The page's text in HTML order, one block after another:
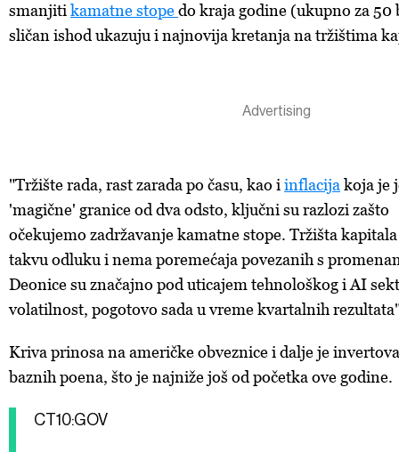
smanjiti kamatne stopedo kraja godine (ukupno za 50
sličan ishod ukazuju i najnovija kretanja na tržištima
"Tržište rada, rast zarada po času, kao i inflacija koja je
'magične' granice od dva odsto, ključni su razlozi zašto
očekujemo zadržavanje kamatne stope. Tržišta
takvu odluku i nema poremećaja povezanih s
Deonice su značajno pod uticajem tehnološkog i AI
volatilnost, pogotovo sada u vreme kvartalnih
Kriva prinosa na američke obveznice i dalje je
baznih poena, što je najniže još od početka ove godine.
CT10:GOV